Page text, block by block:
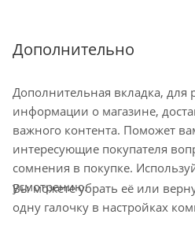
самовывоза СДЭК и
"ориентировочно"
наличия на
Минимальный
рабочих дня. Срок
пункте
Остались вопросы
напишите нам?
Дополнительно
Дополнительная вкладка, для
информации о магазине,
важного контента. Поможет
интересующие покупателя
сомнения в покупке.
усмотрению.
Вы можете убрать её или
одну галочку в настройках